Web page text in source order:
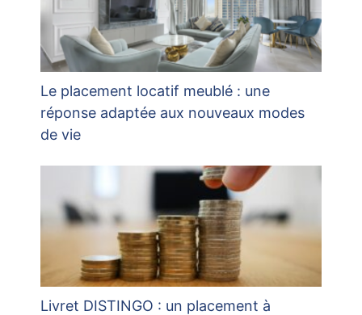
Le placement locatif meublé : une
réponse adaptée aux nouveaux modes
de vie
Livret DISTINGO : un placement à